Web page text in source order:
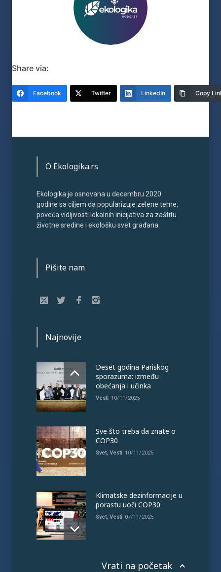
Share via:
Facebook Twitter LinkedIn Copy
O Ekologika.rs
Ekologika je osnovana u decembru 2020.
godine sa ciljem da popularizuje zelene teme,
poveća vidljivosti lokalnih inicijativa za zaštitu
životne sredine i ekološku svet građana.
Pišite nam
Najnovije
Deset godina Pariskog
sporazuma: između
obećanja i učinka
Vesti 10/11/2025
Sve što treba da znate o
COP30
Svet, Vesti 10/11/2025
Klimatske dezinformacije u
porastu uoči COP30
Svet, Vesti 07/11/2025
Vrati na početak